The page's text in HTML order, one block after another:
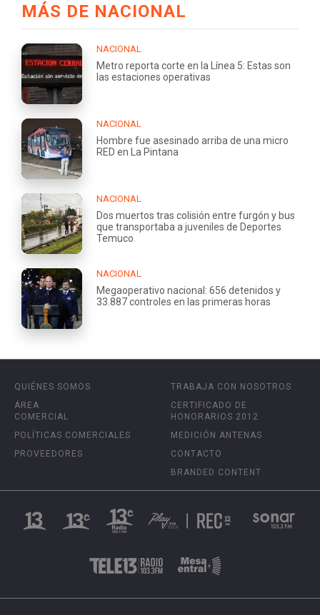
MÁS DE NACIONAL
NACIONAL
Metro reporta corte en la Línea 5: Estas son
las estaciones operativas
NACIONAL
Hombre fue asesinado arriba de una micro
RED en La Pintana
NACIONAL
Dos muertos tras colisión entre furgón y bus
que transportaba a juveniles de Deportes
Temuco
NACIONAL
Megaoperativo nacional: 656 detenidos y
33.887 controles en las primeras horas
QUIÉNES SOMOS
ÁREA
COMERCIAL
POLÍTICAS COMERCIALES
PROVEEDORES
TRABAJA CON NOSOTROS
CERTIFICADO DE
HONORARIOS 2012
MEDICIÓN ANTENAS
CONTACTO
BRANDED CONTENT